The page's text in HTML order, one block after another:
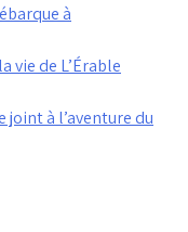
à
vie de L’Érable
joint à l’aventure du